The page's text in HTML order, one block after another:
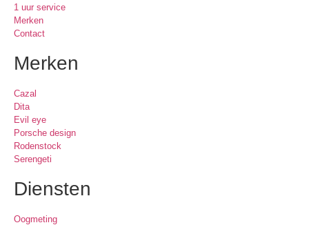
1 uur service
Merken
Contact
Merken
Cazal
Dita
Evil eye
Porsche design
Rodenstock
Serengeti
Diensten
Oogmeting